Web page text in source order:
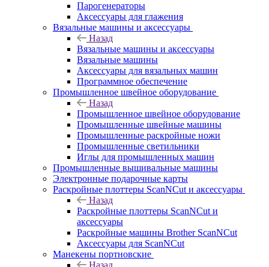
Парогенераторы
Аксессуары для глажения
Вязальные машины и аксессуары
Назад
Вязальные машины и аксессуары
Вязальные машины
Аксессуары для вязальных машин
Программное обеспечение
Промышленное швейное оборудование
Назад
Промышленное швейное оборудование
Промышленные швейные машины
Промышленные раскройные ножи
Промышленные светильники
Иглы для промышленных машин
Промышленные вышивальные машины
Электронные подарочные карты
Раскройные плоттеры ScanNCut и аксессуары
Назад
Раскройные плоттеры ScanNCut и
аксессуары
Раскройные машины Brother ScanNCut
Аксессуары для ScanNCut
Манекены портновские
Назад